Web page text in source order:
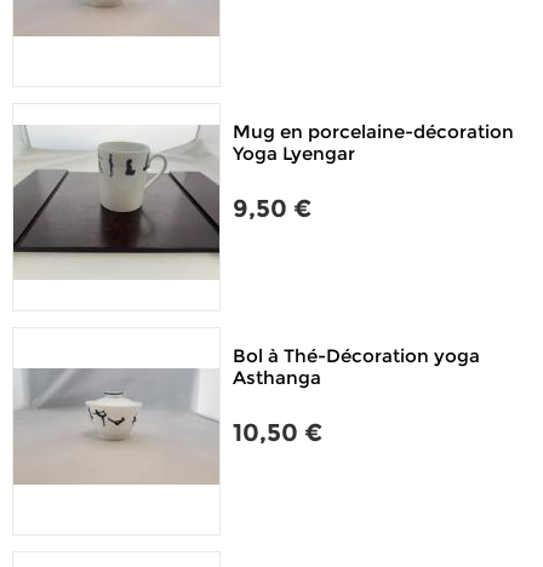
Mug en porcelaine-décoration
Yoga Lyengar
9,50 €
Bol à Thé-Décoration yoga
Asthanga
10,50 €